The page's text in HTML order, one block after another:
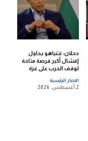
دحلان: نتنياهو يحاول
إفشال أكبر فرصة متاحة
لوقف الحرب على غزة
الاخبار الرئيسية
2 أغسطس، 2026